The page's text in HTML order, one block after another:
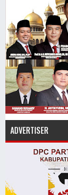
ADVERTISER